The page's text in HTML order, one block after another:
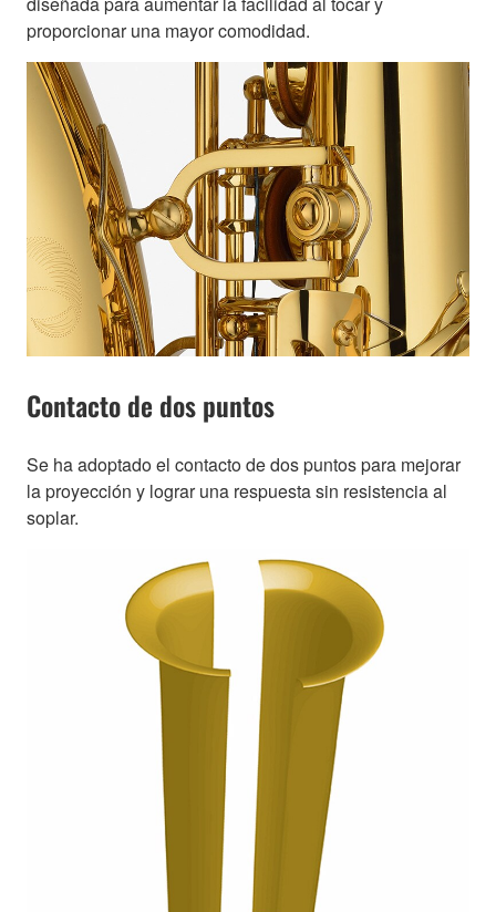
proporcionar una mayor comodidad.
Contacto de dos puntos
Se ha adoptado el contacto de dos puntos para mejorar
la proyección y lograr una respuesta sin resistencia al
soplar.